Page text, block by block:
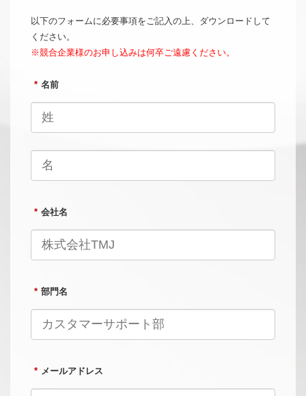
以下のフォームに必要事項をご記入の上、ダウンロードして
ください。
※競合企業様のお申し込みは何卒ご遠慮ください。
* 名前
* 会社名
* 部門名
* メールアドレス